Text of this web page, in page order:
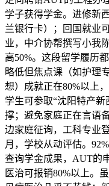
学子获得学金。进修新
兰银行卡）；回国就业
业，中介协帮撰写小我
高50%。这段留学履历
略低但焦点课（如护理
想）成就正在80%以上
学生可参取“沈阳特产
撑；避免家庭正在言语
边家庭征询，工科专业
月，学校从动评估。
查询学金成果，AUT的
医治可报销80%以上。